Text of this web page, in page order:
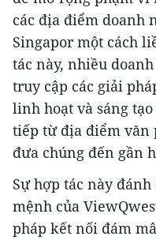
các địa điểm doanh
Singapor một cách
tác này, nhiều
truy cập các giải
linh hoạt và sáng
tiếp từ địa điểm văn
đưa chúng đến gần
Sự hợp tác này
mệnh của
pháp kết nối đám